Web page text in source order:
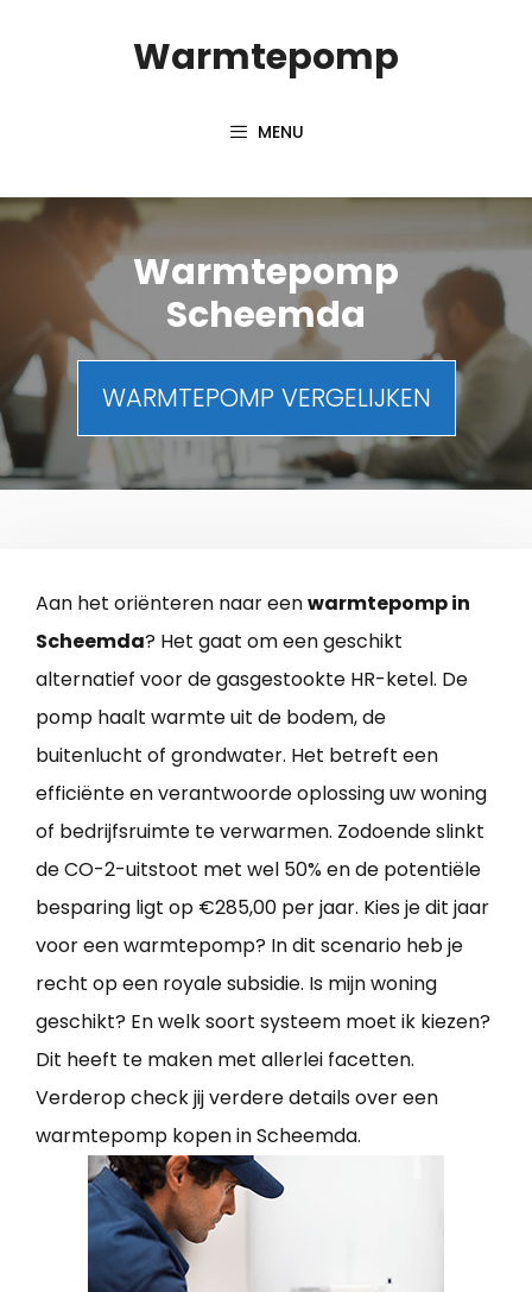
Warmtepomp
MENU
Warmtepomp
Scheemda
WARMTEPOMP VERGELIJKEN
Aan het oriënteren naar eenwarmtepomp in
Scheemda? Het gaat om een geschikt
alternatief voor de gasgestookte HR-ketel. De
pomp haalt warmte uit de bodem, de
buitenlucht of grondwater. Het betreft een
efficiënte en verantwoorde oplossing uw woning
of bedrijfsruimte te verwarmen. Zodoende slinkt
de CO-2-uitstoot met wel 50% en de potentiële
besparing ligt op €285,00 per jaar. Kies je dit jaar
voor een warmtepomp? In dit scenario heb je
recht op een royale subsidie. Is mijn woning
geschikt? En welk soort systeem moet ik kiezen?
Dit heeft te maken met allerlei facetten.
Verderop check jij verdere details over een
warmtepomp kopen in Scheemda.